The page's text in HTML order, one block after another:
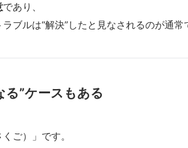
であり、
ブルは“解決”したと見なされるのが通常
”ケースもある
ご）」です。